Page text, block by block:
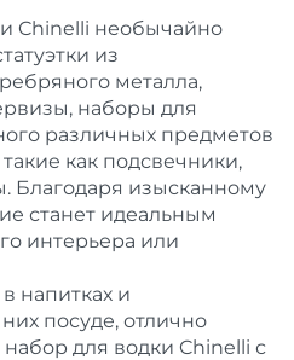
Chinelli необычайно
из
металла,
наборы для
различных предметов
как подсвечники,
Благодаря изысканному
станет идеальным
интерьера или
напитках и
посуде, отлично
для водки Chinelli с